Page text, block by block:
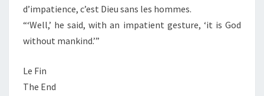
d’impatience, c’est Dieu sans les hommes.
“‘Well,’ he said, with an impatient gesture, ‘it is God
without mankind.’”
Le Fin
The End